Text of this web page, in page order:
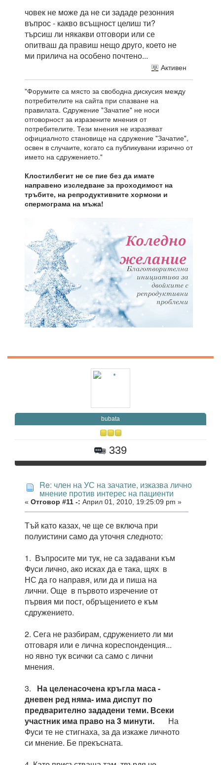
човек не може да не си зададе резонния
въпрос - какво всъщност целиш ти?
търсиш ли някакви отговори или се
опитваш да правиш нещо друго, което не
ми прилича на особено почтено...
Активен
"Форумите са място за свободна дискусия между
потребителите на сайта при спазване на
правилата. Сдружение "Зачатие" не носи
отговорност за изразените мнения от
потребителите. Тези мнения не изразяват
официалното становище на сдружение "Зачатие",
освен в случаите, когато са публикувани изрично от
името на сдружението."
Клостилбегит не се пие без да имате
направено изследване за проходимост на
тръбите, на репродуктивните хормони и
спермограма на мъжа!
bubata
339
Re: член на УС на зачатие, изказва лично
мнение против интерес на пациенти
« Отговор #11 -: Април 01, 2010, 19:25:09 pm »
Тъй като казах, че ще се включа при
полуистини само да уточня следното:
1. Въпросите ми тук, не са задавани към
Фуси лично, ако исках да е така, щях в
НС да го направя, или да и пиша на
лични. Още в първото изречение от
първия ми пост, обръщението е към
сдружението.
2. Сега не разбирам, сдружението ли ми
отговаря или е лична кореспонденция...
но явно тук всички са само с лични
мнения.
3. На целенасочена кръгла маса -
дневен ред няма- има диспут по
предварително зададени теми. Всеки
участник има право на 3 минути. На
Фуси те не стигнаха, за да изкаже личното
си мнение. Бе прекъсната.